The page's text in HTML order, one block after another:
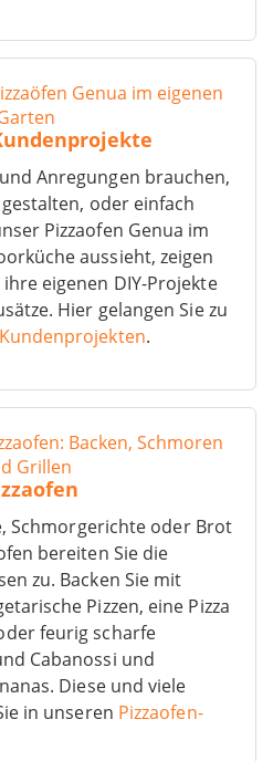
Anregungen brauchen,
oder einfach
Pizzaofen Genua im
aussieht, zeigen
eigenen DIY-Projekte
Hier gelangen Sie zu
.
Schmorgerichte oder Brot
bereiten Sie die
zu. Backen Sie mit
Pizzen, eine Pizza
feurig scharfe
Cabanossi und
Diese und viele
in unseren Pizzaofen-